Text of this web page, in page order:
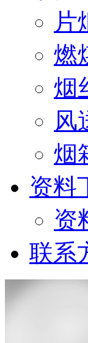
片
燃
烟
风
烟
资料
资
联系